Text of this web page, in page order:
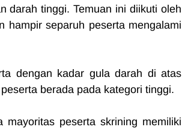
darah tinggi. Temuan ini diikuti oleh
hampir separuh peserta mengalami
dengan kadar gula darah di atas
berada pada kategori tinggi.
mayoritas peserta skrining memiliki